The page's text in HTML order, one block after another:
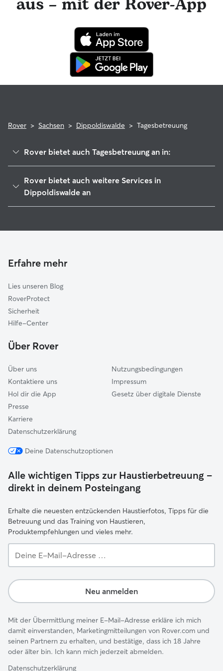
nehmen. Im seltenen Fall eines Problems während der
profitiert von der Rover-Garantie, die die Kosten für
tierärztliche Behandlungen erstattet.
Rover > Sachsen > Dippoldiswalde > Tagesbetreuung
Rover bietet auch Tagesbetreuung an in:
Kreischa
Glashütte
Freital
Dresden
Bad Gottleuba-Berggießhübel
Rover bietet auch weitere Services in
Dippoldiswalde an
Gassi-Service in Dippoldiswalde
Erfahre mehr
Lies unseren Blog
RoverProtect
Sicherheit
Hilfe-Center
Über Rover
Über uns
Kontaktiere uns
Hol dir die App
Presse
Karriere
Datenschutzerklärung
Nutzungsbedingungen
Impressum
Gesetz über digitale Dienste
Deine Datenschutzoptionen
Alle wichtigen Tipps zur Haustierbetreuung –
direkt in deinem Posteingang
Erhalte die neuesten entzückenden Haustierfotos, Tipps für die
Betreuung und das Training von Haustieren,
Produktempfehlungen und vieles mehr.
E-
Adresse …
Neu anmelden
Mit der Übermittlung meiner E-Mail-Adresse erkläre ich mich
damit einverstanden, Marketingmitteilungen von Rover.com und
seinen Partnern zu erhalten, und bestätige, dass ich 18 Jahre
oder älter bin. Ich kann mich jederzeit abmelden.
Datenschutzerklärung